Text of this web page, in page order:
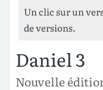
Un clic sur un
de versions.
Daniel 3
Nouvelle